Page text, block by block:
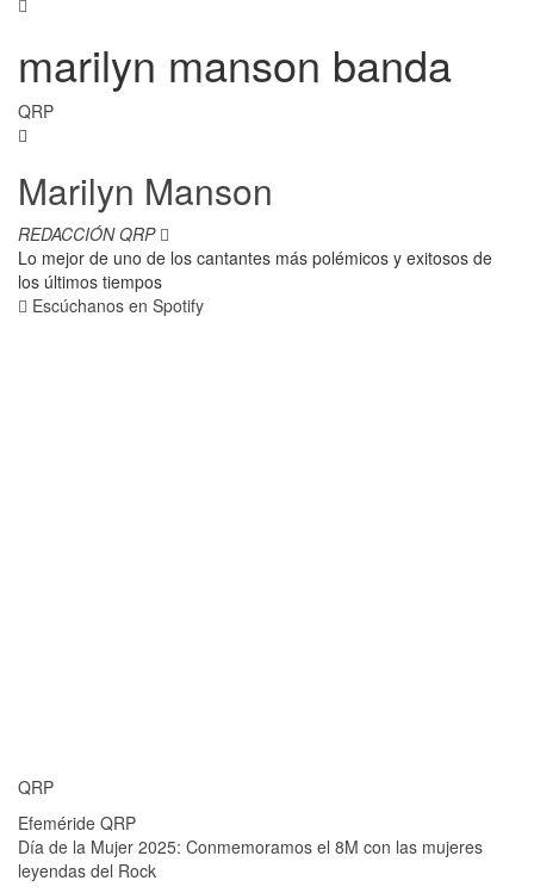
marilyn manson banda
QRP
Marilyn Manson
REDACCIÓN QRP
Lo mejor de uno de los cantantes más polémicos y exitosos de
los últimos tiempos
Escúchanos en Spotify
QRP
Efeméride QRP
Día de la Mujer 2025: Conmemoramos el 8M con las mujeres
leyendas del Rock